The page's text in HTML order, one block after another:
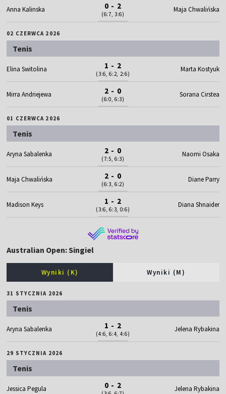
Anna Kalinska 0 - 2
(6:7, 3:6)
Maja Chwalińska
02 CZERWCA 2026
Tenis
Elina Switolina 1 - 2
(3:6, 6:2, 2:6)
Marta Kostyuk
Mirra Andriejewa 2 - 0
(6:0, 6:3)
Sorana Cirstea
01 CZERWCA 2026
Tenis
Aryna Sabalenka 2 - 0
(7:5, 6:3)
Naomi Osaka
Maja Chwalińska 2 - 0
(6:3, 6:2)
Diane Parry
Madison Keys 1 - 2
(3:6, 6:3, 0:6)
Diana Shnaider
Australian Open: Singiel
Wyniki (K) Wyniki (M)
31 STYCZNIA 2026
Tenis
Aryna Sabalenka 1 - 2
(4:6, 6:4, 4:6)
Jelena Rybakina
29 STYCZNIA 2026
Tenis
Jessica Pegula 0 - 2 Jelena Rybakina